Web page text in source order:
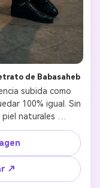
de Babasaheb
subida como
100% igual. Sin
naturales
DE AMBEDKAR
mostrar a Dr.
exacto:
traje azul
calmada.
↗